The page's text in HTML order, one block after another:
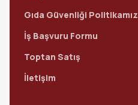
Gıda Güvenliği Politikamız
İş Başvuru Formu
Toptan Satış
İletişim